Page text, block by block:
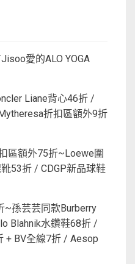
愛的ALO YOGA
Liane背心46折 /
折扣區額外9折
區額外75折~Loewe圍
53折 / CDGP新品球鞋
~孫芸芸同款Burberry
Blahnik水鑽鞋68折 /
+ BV全線7折 / Aesop